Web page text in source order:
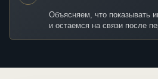
Объясняем, что показывать
и остаемся на связи после